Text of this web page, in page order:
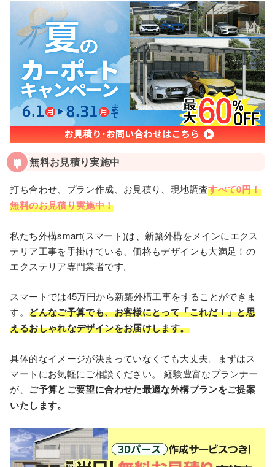
無料お見積り実施中
打ち合わせ、プラン作成、お見積り、現地調査すべて0円！
無料のお見積り実施中！
私たち外構smart(スマート)は、新築外構をメインにエクス
テリア工事を手掛けている、価格もデザインも大満足！の
エクステリア専門業者です。
スマートでは45万円から新築外構⼯事をすることができま
す。どんなご予算でも、お客様にとって「これだ！」と思
えるおしゃれなデザインをお届けします。
具体的なイメージが決まっていなくても⼤丈夫。まずはス
マートにお気軽にご相談ください。 経験豊富なプランナー
が、 ご予算とご要望に合わせた最適な外構プランをご提案
いたします。